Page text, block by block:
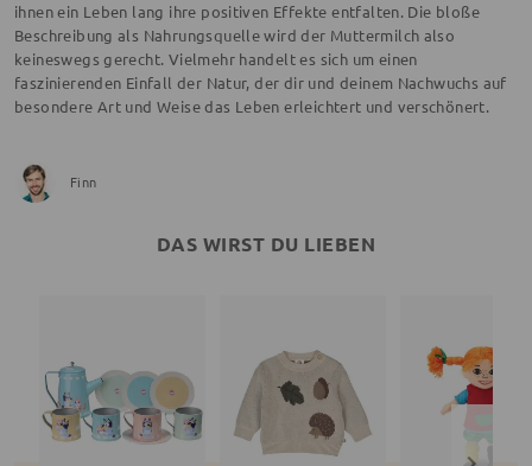
ihnen ein Leben lang ihre positiven Effekte entfalten. Die bloße
Beschreibung als Nahrungsquelle wird der Muttermilch also
keineswegs gerecht. Vielmehr handelt es sich um einen
faszinierenden Einfall der Natur, der dir und deinem Nachwuchs auf
besondere Art und Weise das Leben erleichtert und verschönert.
Finn
DAS WIRST DU LIEBEN